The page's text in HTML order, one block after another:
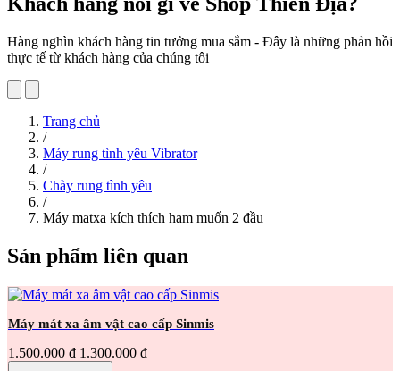
Hàng nghìn khách hàng tin tưởng mua sắm - Đây là những phản hồi
thực tế từ khách hàng của chúng tôi
Trang chủ
/
Máy rung tình yêu Vibrator
/
Chày rung tình yêu
/
Máy matxa kích thích ham muốn 2 đầu
Sản phẩm liên quan
Máy mát xa âm vật cao cấp Sinmis
1.500.000 đ 1.300.000 đ